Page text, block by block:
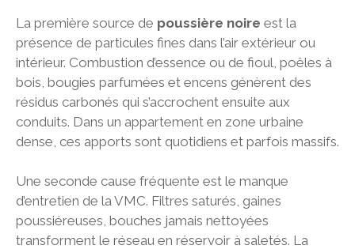
La première source de poussière noire est la
présence de particules fines dans l’air extérieur ou
intérieur. Combustion d’essence ou de fioul, poêles à
bois, bougies parfumées et encens génèrent des
résidus carbonés qui s’accrochent ensuite aux
conduits. Dans un appartement en zone urbaine
dense, ces apports sont quotidiens et parfois massifs.
Une seconde cause fréquente est le manque
d’entretien de la VMC. Filtres saturés, gaines
poussiéreuses, bouches jamais nettoyées
transforment le réseau en réservoir à saletés. La